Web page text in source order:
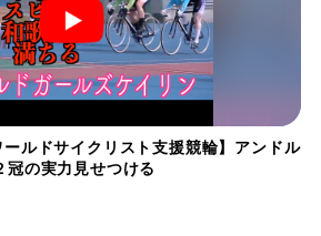
ルドサイクリスト支援競輪】アンドル
冠の実力見せつける